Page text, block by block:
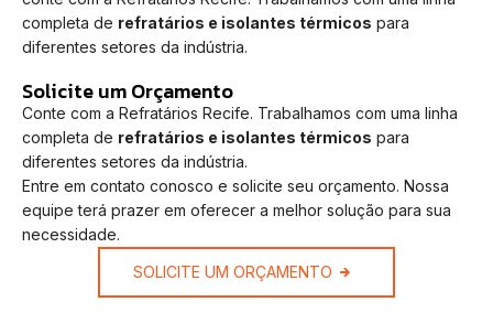
completa de refratários e isolantes térmicos para
diferentes setores da indústria.
Solicite um Orçamento
Conte com a Refratários Recife. Trabalhamos com uma linha
completa de refratários e isolantes térmicos para
diferentes setores da indústria.
Entre em contato conosco e solicite seu orçamento. Nossa
equipe terá prazer em oferecer a melhor solução para sua
necessidade.
SOLICITE UM ORÇAMENTO